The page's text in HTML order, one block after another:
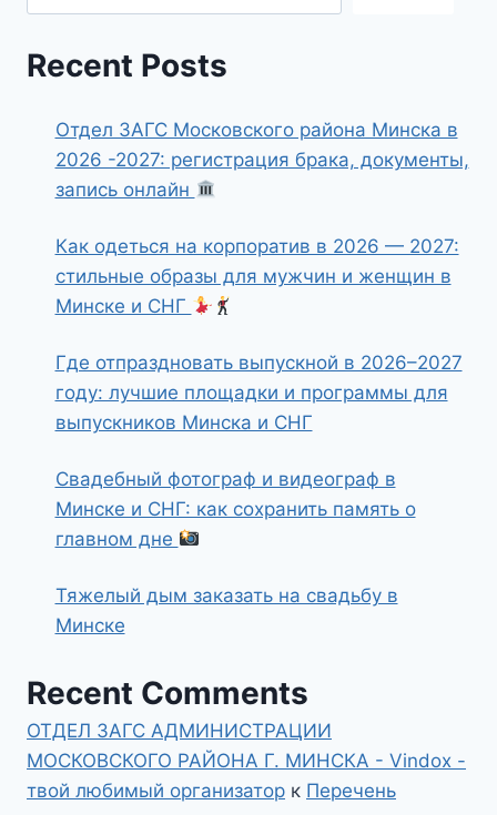
Recent Posts
Отдел ЗАГС Московского района Минска в
2026 -2027: регистрация брака, документы,
запись онлайн
Как одеться на корпоратив в 2026 — 2027:
стильные образы для мужчин и женщин в
Минске и СНГ
Где отпраздновать выпускной в 2026–2027
году: лучшие площадки и программы для
выпускников Минска и СНГ
Свадебный фотограф и видеограф в
Минске и СНГ: как сохранить память о
главном дне
Тяжелый дым заказать на свадьбу в
Минске
Recent Comments
ОТДЕЛ ЗАГС АДМИНИСТРАЦИИ
МОСКОВСКОГО РАЙОНА Г. МИНСКА - Vindox -
твой любимый организатор к Перечень